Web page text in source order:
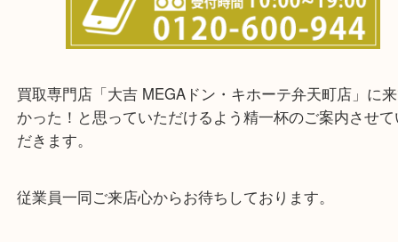
中央区・東淀川区・淀川区・福島区・生野区・西区
東成区・鶴見区・阿倍野区・住吉区・浪速区・天王
軽にご相談下さいませ！！